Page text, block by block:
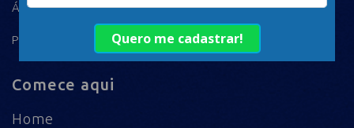
ÁREA DO ASSOCIADO
POLÍTICA DE PRIVACIDADE
Comece aqui
Home